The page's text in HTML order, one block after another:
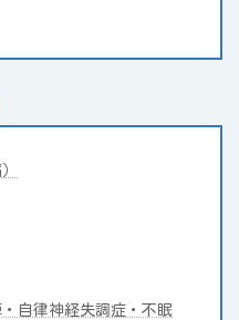
自律神経失調症・不眠